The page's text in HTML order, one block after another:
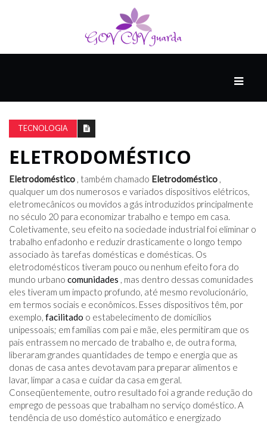
DO
THINK
COMPANHEIRO
COMEÇA
COM
UM
ESTRONDO
TECNOLOGIA
ELETRODOMÉSTICO
Eletrodoméstico , também chamado Eletrodoméstico ,
qualquer um dos numerosos e variados dispositivos elétricos,
eletromecânicos ou movidos a gás introduzidos principalmente
no século 20 para economizar trabalho e tempo em casa.
Coletivamente, seu efeito na sociedade industrial foi eliminar o
trabalho enfadonho e reduzir drasticamente o longo tempo
associado às tarefas domésticas e domésticas. Os
eletrodomésticos tiveram pouco ou nenhum efeito fora do
mundo urbano comunidades , mas dentro dessas comunidades
eles tiveram um impacto profundo, até mesmo revolucionário,
em termos sociais e econômicos. Esses dispositivos têm, por
exemplo, facilitado o estabelecimento de domicílios
unipessoais; em famílias com pai e mãe, eles permitiram que os
pais entrassem no mercado de trabalho e, de outra forma,
liberaram grandes quantidades de tempo e energia que as
donas de casa antes devotavam para preparar alimentos e
lavar, limpar a casa e cuidar da casa em geral.
Conseqüentemente, outro resultado foi a grande redução do
emprego de pessoas que trabalham no serviço doméstico. A
tendência de uso doméstico automático e energizado